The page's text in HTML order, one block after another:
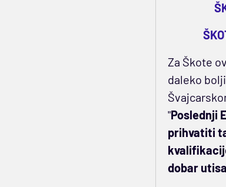
Za Škote
daleko
"Poslednji
prihvatiti
dobar